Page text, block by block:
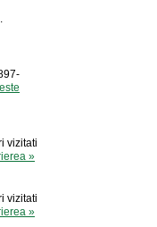
vizitati
»
vizitati
»